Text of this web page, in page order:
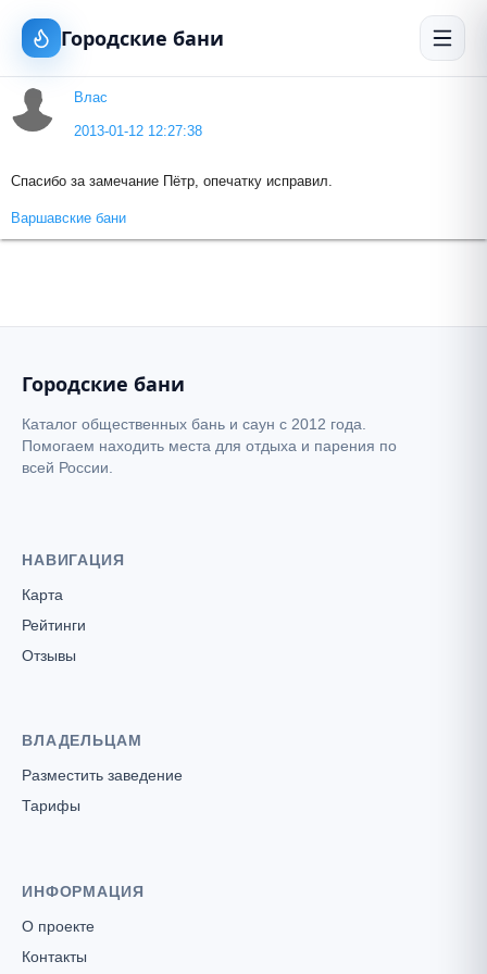
Городские бани
Влас
2013-01-12 12:27:38
Спасибо за замечание Пётр, опечатку исправил.
Варшавские бани
Городские бани
Каталог общественных бань и саун с 2012 года.
Помогаем находить места для отдыха и парения по
всей России.
НАВИГАЦИЯ
Карта
Рейтинги
Отзывы
ВЛАДЕЛЬЦАМ
Разместить заведение
Тарифы
ИНФОРМАЦИЯ
О проекте
Контакты